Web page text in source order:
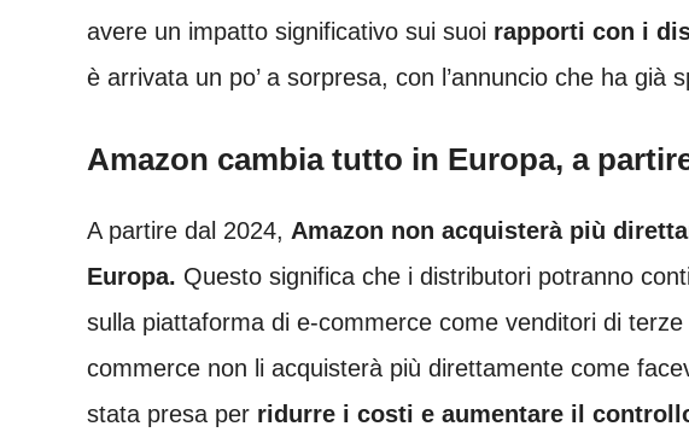
avere un impatto significativo sui suoi rapporti con i
è arrivata un po’ a sorpresa, con l’annuncio che ha già
Amazon cambia tutto in Europa, a
A partire dal 2024, Amazon non acquisterà più
Europa. Questo significa che i distributori potranno
sulla piattaforma di e-commerce come venditori di terze
commerce non li acquisterà più direttamente come
stata presa per ridurre i costi e aumentare il